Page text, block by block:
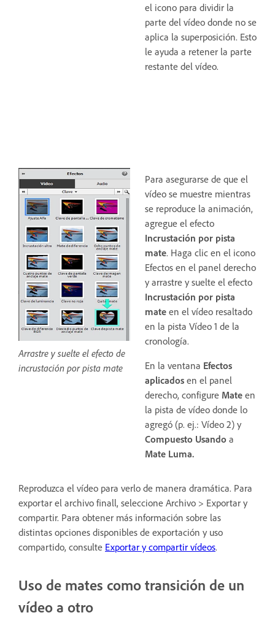
el icono para dividir la
parte del vídeo donde no se
aplica la superposición. Esto
le ayuda a retener la parte
restante del vídeo.
Para asegurarse de que el
vídeo se muestre mientras
se reproduce la animación,
agregue el efecto
Incrustación por pista
mate. Haga clic en el icono
Efectos en el panel derecho
y arrastre y suelte el efecto
Incrustación por pista
mate en el vídeo resaltado
en la pista Vídeo 1 de la
cronología.
En la ventana Efectos
aplicados en el panel
derecho, configure Mate en
la pista de vídeo donde lo
agregó (p. ej.: Vídeo 2) y
Compuesto Usando a
Mate Luma.
Arrastre y suelte el efecto de
incrustación por pista mate
Reproduzca el vídeo para verlo de manera dramática. Para
exportar el archivo finall, seleccione Archivo > Exportar y
compartir. Para obtener más información sobre las
distintas opciones disponibles de exportación y uso
compartido, consulte Exportar y compartir vídeos.
Uso de mates como transición de un
vídeo a otro